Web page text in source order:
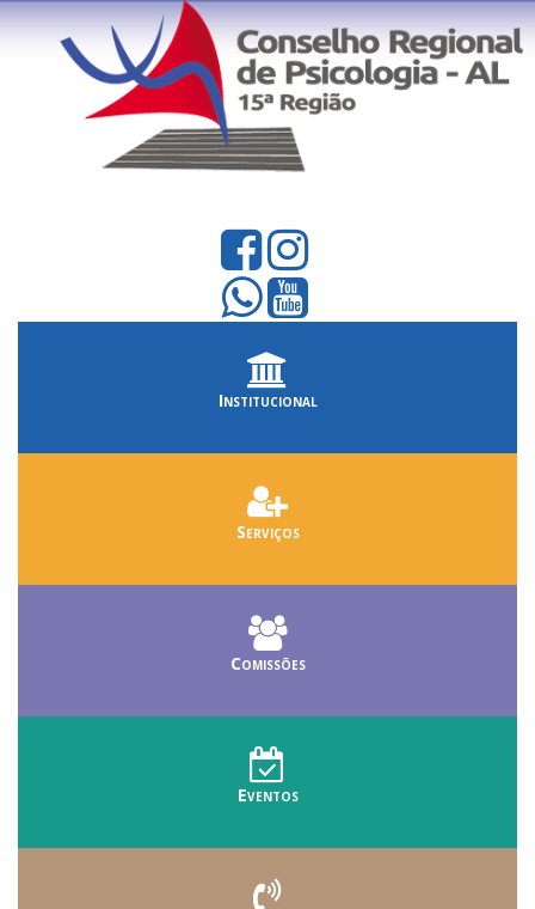
Institucional
Serviços
Comissões
Eventos